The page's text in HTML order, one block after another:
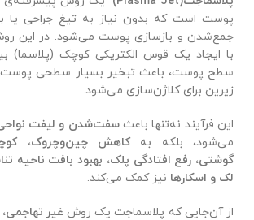
پوست است که بدون نیاز به تیغ جراحی یا
جمع‌شدن و بازسازی پوست می‌شود. در این
با ایجاد یک قوس الکتریکی کوچک (پلاسما)
سطح پوست، باعث تبخیر بسیار سطحی پوست
زیرین برای کلاژن‌سازی می‌شود.
این فرآیند نه‌تنها باعثسفت‌شدن و لیفت
می‌شود، بلکه بهکاهش چین‌وچروک،
گوشتی، رفع افتادگی پلک، بهبود بافت ناحیه
لک و اسکارها نیز کمک می‌کند.
از آن‌جایی که پلاسماجت یک روش غیر